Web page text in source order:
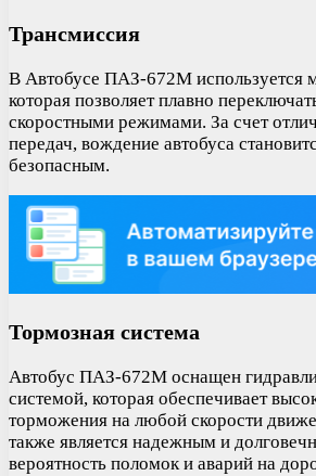
Трансмиссия
В Автобусе ПАЗ-672М используется
которая позволяет плавно
скоростными режимами. За счет
передач, вождение автобуса
безопасным.
Тормозная система
Автобус ПАЗ-672М оснащен
системой, которая обеспечивает
торможения на любой скорости
также является надежным и
вероятность поломок и аварий на